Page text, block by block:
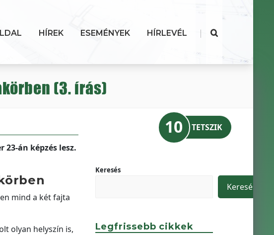
HÍREK ESEMÉNYEK HÍRLEVÉL |
(3. írás)
23-án képzés lesz.
mind a két fajta
olyan helyszín is,
10 TETSZIK
Keresés
Keresés
Legfrissebb cikkek